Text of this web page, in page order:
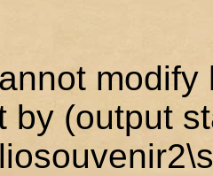
by (output